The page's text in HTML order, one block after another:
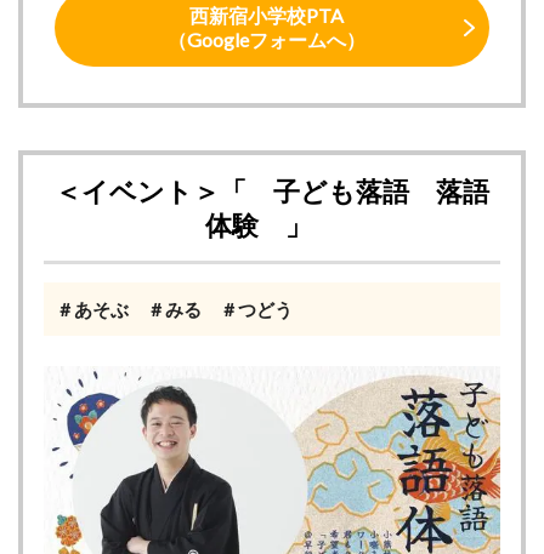
西新宿小学校PTA
（Googleフォームへ）
＜イベント＞「 子ども落語 落語
体験 」
＃あそぶ ＃みる ＃つどう